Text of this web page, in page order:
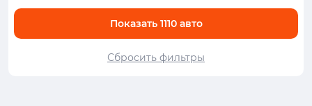
Показать 1110 авто
Сбросить фильтры